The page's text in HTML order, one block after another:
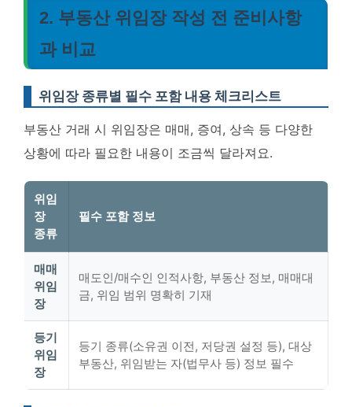
2. 부동산 위임장 작성 전 준비사항
과 비교
위임장 종류별 필수 포함 내용 체크리스트
부동산 거래 시 위임장은 매매, 증여, 상속 등 다양한
상황에 따라 필요한 내용이 조금씩 달라져요.
위임
장
종류
필수 포함 정보
매매
위임
장
매도인/매수인 인적사항, 부동산 정보, 매매대
금, 위임 범위 명확히 기재
등기
위임
장
등기 종류(소유권 이전, 저당권 설정 등), 대상
부동산, 위임받는 자(법무사 등) 정보 필수